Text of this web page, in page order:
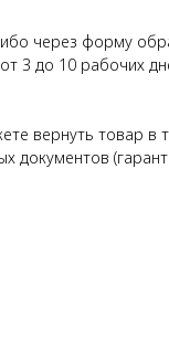
через форму
3 до 10 рабочих
вернуть товар в